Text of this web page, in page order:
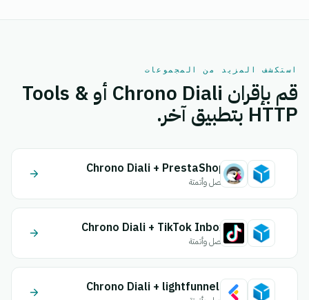
استكشف المزيد من المجموعات
قم بإقران Chrono Diali أو Tools &
HTTP بتطبيق آخر.
Chrono Diali + PrestaShop
اتصل وأتمتة
Chrono Diali + TikTok Inbox
اتصل وأتمتة
Chrono Diali + lightfunnels